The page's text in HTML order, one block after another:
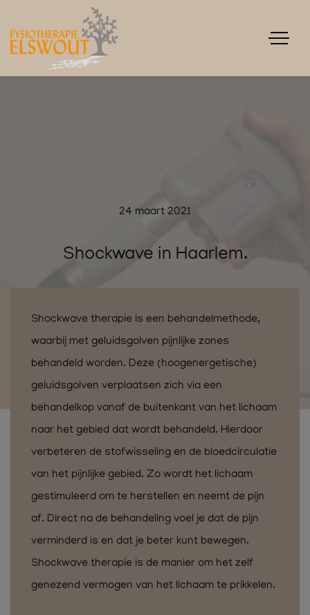
24 maart 2021
Shockwave in Haarlem.
Shockwave therapie is een behandelmethode,
waarbij met geluidsgolven pijnlijke zones
behandeld worden. Deze (hoogenergetische)
geluidsgolven verplaatsen zich via een
behandelkop vanaf de buitenkant van het lichaam
naar het gebied dat wordt behandeld. Hierdoor
verbeteren de stofwisseling en de bloedcirculatie
van het pijnlijke gebied. Zo wordt het lichaam
gestimuleerd om te herstellen en neemt de pijn
af. Direct na de behandeling voel je dat de pijn
verminderd is en dat je beter kunt bewegen.
Shockwave therapie is de manier om het zelf
genezend vermogen van het lichaam te prikkelen.